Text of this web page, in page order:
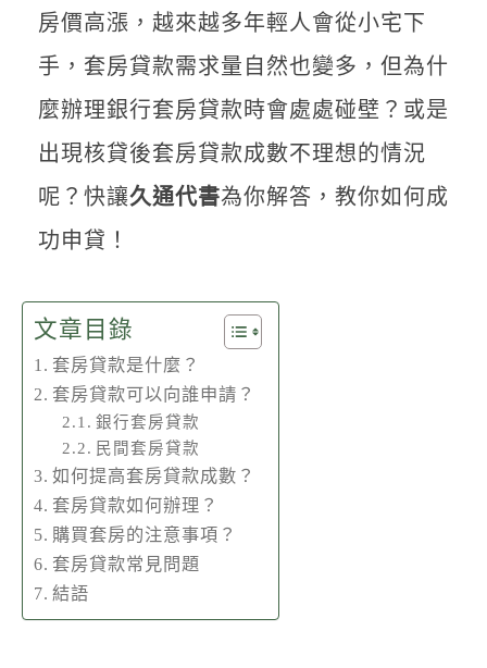
房價高漲，越來越多年輕人會從小宅下
手，套房貸款需求量自然也變多，但為什
麼辦理銀行套房貸款時會處處碰壁？或是
出現核貸後套房貸款成數不理想的情況
呢？快讓久通代書為你解答，教你如何成
功申貸！
文章目錄
套房貸款是什麼？
套房貸款可以向誰申請？
銀行套房貸款
民間套房貸款
如何提高套房貸款成數？
套房貸款如何辦理？
購買套房的注意事項？
套房貸款常見問題
結語